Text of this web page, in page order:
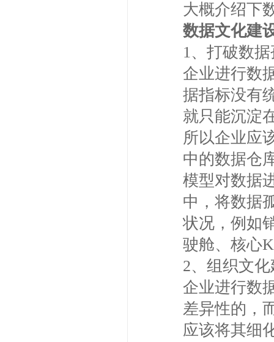
大概介绍下
数据文化建
1、打破数
企业进行数
据指标没有
就只能沉淀
所以企业应
中的数据仓
模型对数据
中，将数据
状况，例如
驶舱、核心
2、组织文
企业进行数
差异性的，
应该将其细